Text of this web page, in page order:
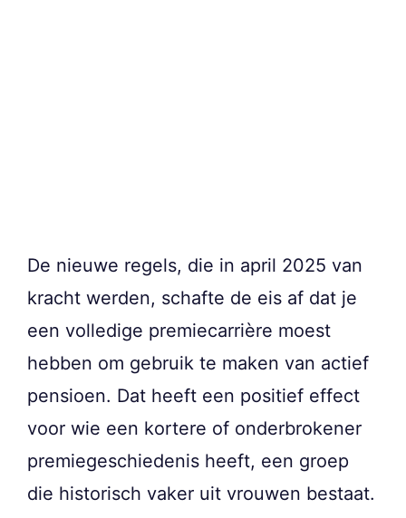
De nieuwe regels, die in april 2025 van
kracht werden, schafte de eis af dat je
een volledige premiecarrière moest
hebben om gebruik te maken van actief
pensioen. Dat heeft een positief effect
voor wie een kortere of onderbrokener
premiegeschiedenis heeft, een groep
die historisch vaker uit vrouwen bestaat.